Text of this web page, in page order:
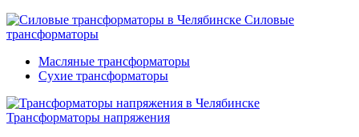
Силовые
трансформаторы
Масляные трансформаторы
Сухие трансформаторы
Трансформаторы напряжения